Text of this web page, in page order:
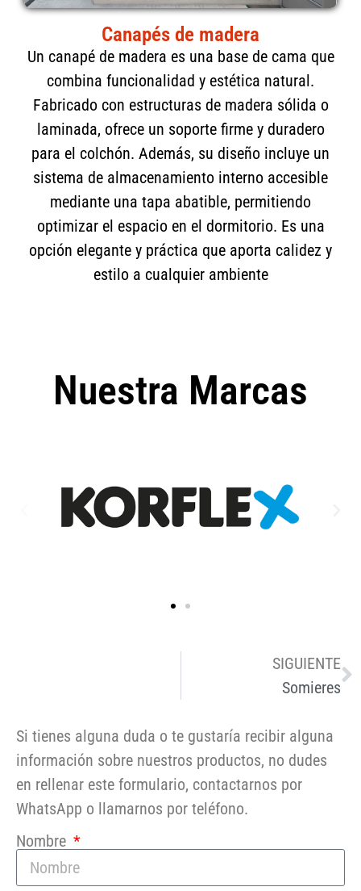
Canapés de madera
Un canapé de madera es una base de cama que
combina funcionalidad y estética natural.
Fabricado con estructuras de madera sólida o
laminada, ofrece un soporte firme y duradero
para el colchón. Además, su diseño incluye un
sistema de almacenamiento interno accesible
mediante una tapa abatible, permitiendo
optimizar el espacio en el dormitorio. Es una
opción elegante y práctica que aporta calidez y
estilo a cualquier ambiente
Nuestra Marcas
SIGUIENTE
Somieres
Si tienes alguna duda o te gustaría recibir alguna
información sobre nuestros productos, no dudes
en rellenar este formulario, contactarnos por
WhatsApp o llamarnos por teléfono.
Nombre